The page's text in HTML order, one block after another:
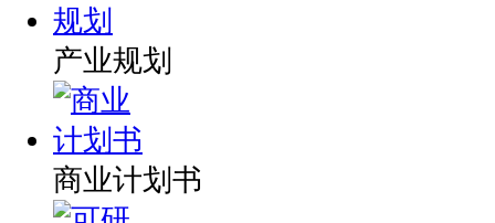
产业规划
商业计划书